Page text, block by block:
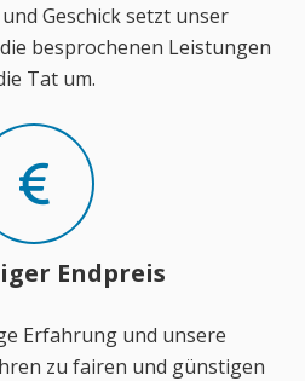
Geschick setzt unser
besprochenen Leistungen
Tat um.
Endpreis
Erfahrung und unsere
zu fairen und günstigen